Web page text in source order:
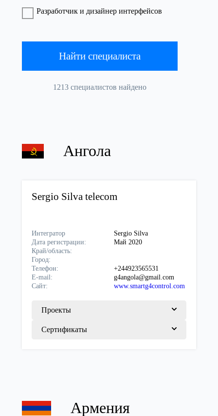
Разработчик и дизайнер интерфейсов
1213 специалистов найдено
Ангола
Sergio Silva telecom
Интегратор
Sergio Silva
Дата регистрации:
Май 2020
Край/область:
Город:
Телефон:
+244923565531
E-mail:
g4angola@gmail.com
Сайт:
www.smartg4control.com
Проекты
Сертификаты
Армения